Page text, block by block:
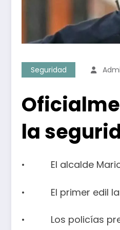
Seguridad
la
• El alcalde Mario
• El primer edil
• Los policías